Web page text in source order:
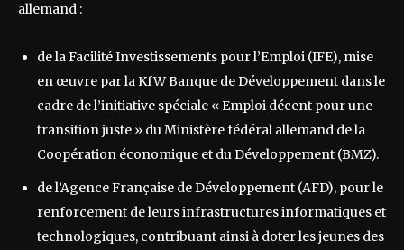
allemand :
de la Facilité Investissements pour l’Emploi (IFE), mise
en œuvre par la KfW Banque de Développement dans le
cadre de l’initiative spéciale « Emploi décent pour une
transition juste » du Ministère fédéral allemand de la
Coopération économique et du Développement (BMZ).
de l’Agence Française de Développement (AFD), pour le
renforcement de leurs infrastructures informatiques et
technologiques, contribuant ainsi à doter les jeunes des